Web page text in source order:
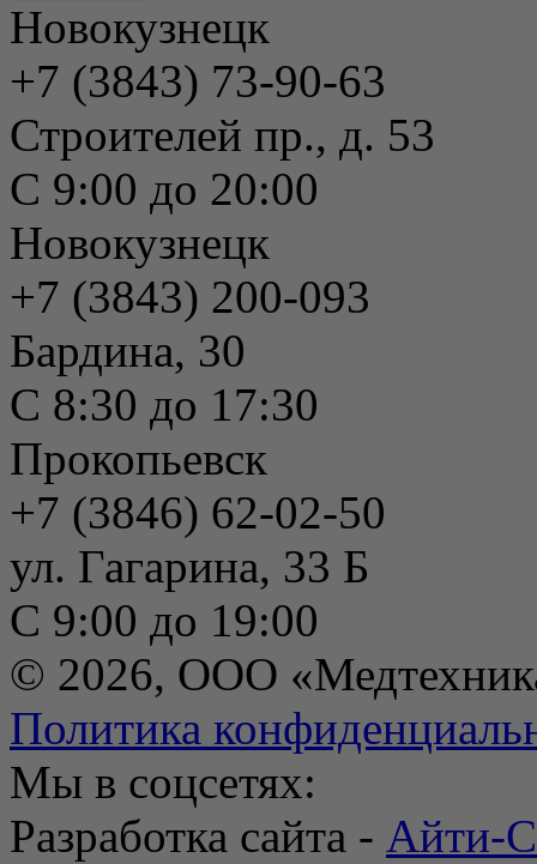
Новокузнецк
+7 (3843) 73-90-63
Строителей пр., д. 53
С 9:00 до 20:00
Новокузнецк
+7 (3843) 200-093
Бардина, 30
С 8:30 до 17:30
Прокопьевск
+7 (3846) 62-02-50
ул. Гагарина, 33 Б
С 9:00 до 19:00
© 2026, ООО
Политика
Мы в соцсетях:
Разработка сайта - Айти-